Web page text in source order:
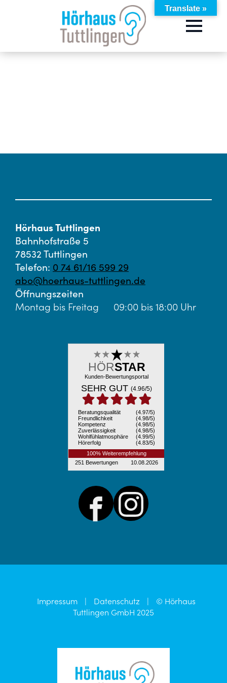
Hörhaus Tuttlingen
Bahnhofstraße 5
78532 Tuttlingen
Telefon: 0 74 61/16 599 29
abo@hoerhaus-tuttlingen.de
Öffnungszeiten
Montag bis Freitag 09:00 bis 18:00 Uhr
Impressum | Datenschutz |
© Hörhaus
Tuttlingen GmbH 2025
Translate »